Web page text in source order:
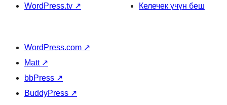
WordPress.tv ↗
Келечек үчүн беш
WordPress.com ↗
Matt ↗
bbPress ↗
BuddyPress ↗